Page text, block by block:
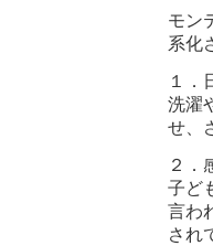
モン
系化
１．
洗濯
せ、
２．
子ど
言わ
され